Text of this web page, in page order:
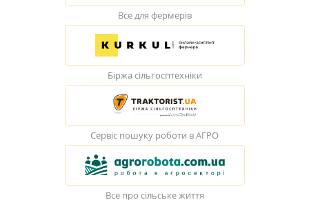
Все для фермерів
Біржа сільгосптехніки
Сервіс пошуку роботи в АГРО
Все про сільське життя